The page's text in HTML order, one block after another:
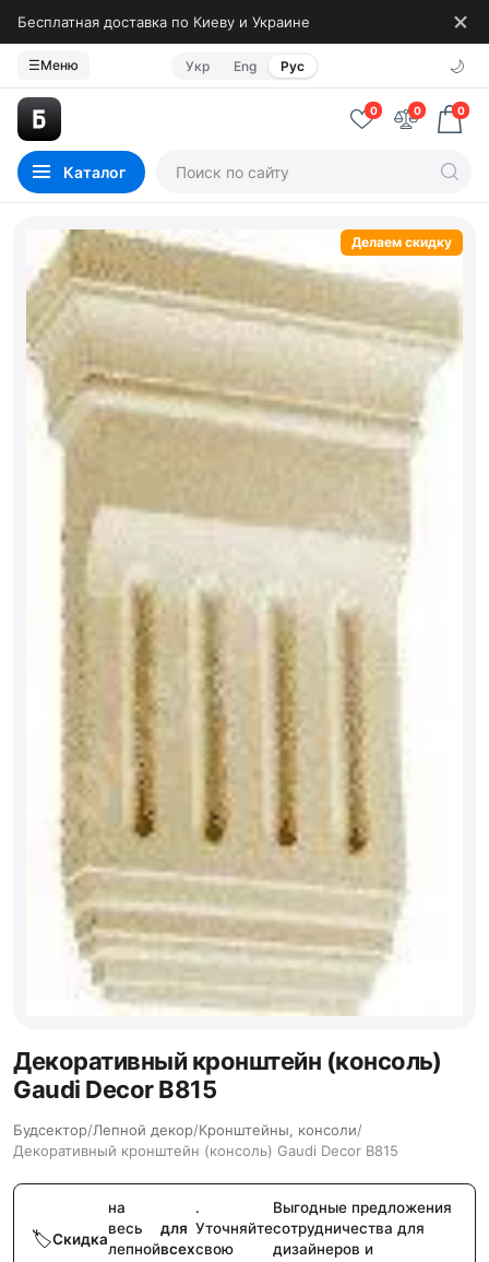
Бесплатная доставка по Киеву и Украине
☰Меню Укр Eng Рус 🌙
Каталог
0 0 0
Делаем скидку
Декоративный кронштейн (консоль)
Gaudi Decor B815
Будсектор/Лепной декор/Кронштейны, консоли/
Декоративный кронштейн (консоль) Gaudi Decor B815
Скидка
на
весь
лепной
для
всех
.
Уточняйте
свою
Выгодные предложения
сотрудничества для
дизайнеров и